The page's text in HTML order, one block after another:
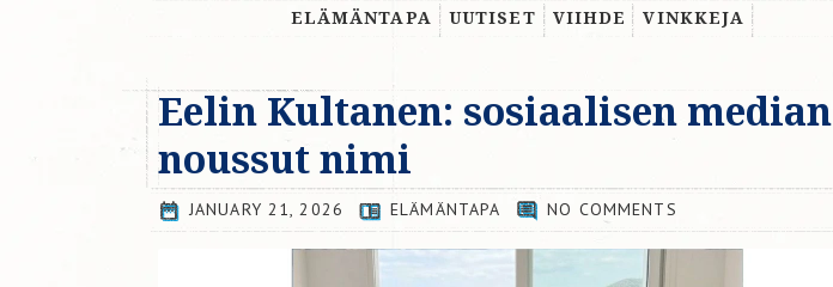
ELÄMÄNTAPA UUTISET VIIHDE VINKKEJA
Eelin Kultanen: sosiaalisen median
noussut nimi
JANUARY 21, 2026 ELÄMÄNTAPA NO COMMENTS